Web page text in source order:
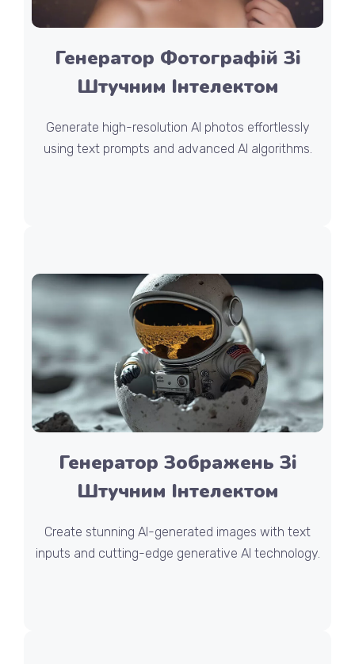
Генератор Фотографій Зі
Штучним Інтелектом
Generate high-resolution AI photos effortlessly
using text prompts and advanced AI algorithms.
Генератор Зображень Зі
Штучним Інтелектом
Create stunning AI-generated images with text
inputs and cutting-edge generative AI technology.